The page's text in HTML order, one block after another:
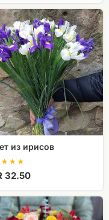
из ирисов
32.50